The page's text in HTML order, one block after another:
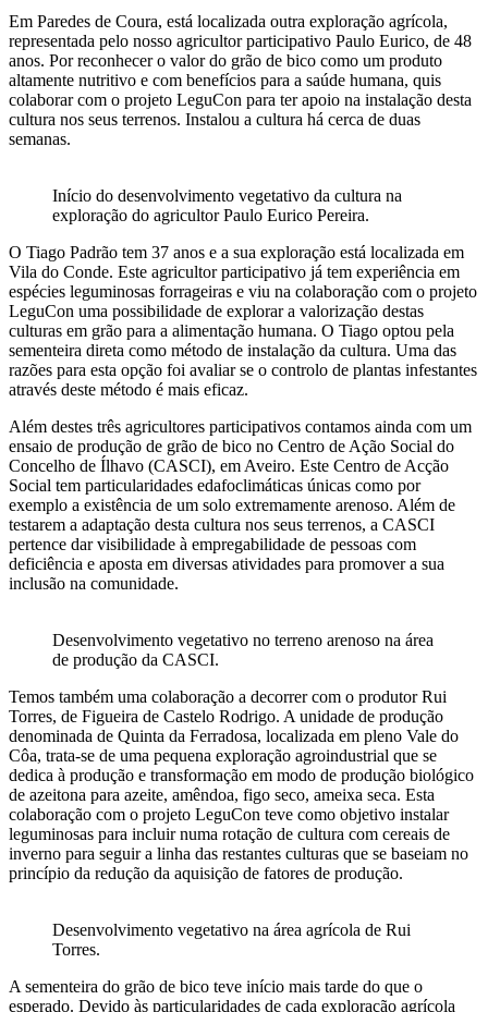
Em Paredes de Coura, está localizada outra exploração agrícola,
representada pelo nosso agricultor participativo Paulo Eurico, de 48
anos. Por reconhecer o valor do grão de bico como um produto
altamente nutritivo e com benefícios para a saúde humana, quis
colaborar com o projeto LeguCon para ter apoio na instalação desta
cultura nos seus terrenos. Instalou a cultura há cerca de duas
semanas.
Início do desenvolvimento vegetativo da cultura na
exploração do agricultor Paulo Eurico Pereira.
O Tiago Padrão tem 37 anos e a sua exploração está localizada em
Vila do Conde. Este agricultor participativo já tem experiência em
espécies leguminosas forrageiras e viu na colaboração com o projeto
LeguCon uma possibilidade de explorar a valorização destas
culturas em grão para a alimentação humana. O Tiago optou pela
sementeira direta como método de instalação da cultura. Uma das
razões para esta opção foi avaliar se o controlo de plantas infestantes
através deste método é mais eficaz.
Além destes três agricultores participativos contamos ainda com um
ensaio de produção de grão de bico no Centro de Ação Social do
Concelho de Ílhavo (CASCI), em Aveiro. Este Centro de Acção
Social tem particularidades edafoclimáticas únicas como por
exemplo a existência de um solo extremamente arenoso. Além de
testarem a adaptação desta cultura nos seus terrenos, a CASCI
pertence dar visibilidade à empregabilidade de pessoas com
deficiência e aposta em diversas atividades para promover a sua
inclusão na comunidade.
Desenvolvimento vegetativo no terreno arenoso na área
de produção da CASCI.
Temos também uma colaboração a decorrer com o produtor Rui
Torres, de Figueira de Castelo Rodrigo. A unidade de produção
denominada de Quinta da Ferradosa, localizada em pleno Vale do
Côa, trata-se de uma pequena exploração agroindustrial que se
dedica à produção e transformação em modo de produção biológico
de azeitona para azeite, amêndoa, figo seco, ameixa seca. Esta
colaboração com o projeto LeguCon teve como objetivo instalar
leguminosas para incluir numa rotação de cultura com cereais de
inverno para seguir a linha das restantes culturas que se baseiam no
princípio da redução da aquisição de fatores de produção.
Desenvolvimento vegetativo na área agrícola de Rui
Torres.
A sementeira do grão de bico teve início mais tarde do que o
esperado. Devido às particularidades de cada exploração agrícola